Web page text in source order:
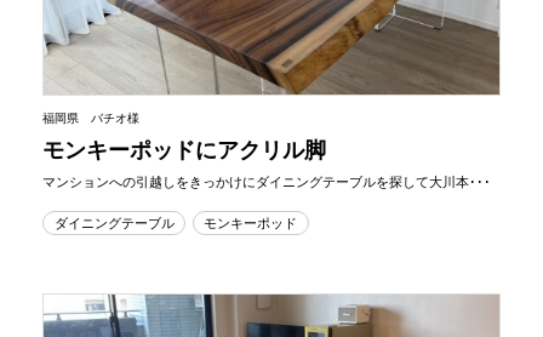
福岡県 バチオ様
モンキーポッドにアクリル脚
マンションへの引越しをきっかけにダイニングテーブルを探して大川本･･･
ダイニングテーブル モンキーポッド